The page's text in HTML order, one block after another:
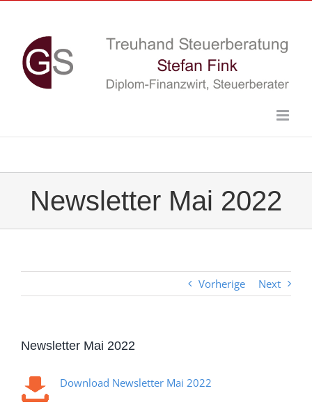
content
Newsletter Mai 2022
Vorherige Next
Newsletter Mai 2022
Download Newsletter Mai 2022